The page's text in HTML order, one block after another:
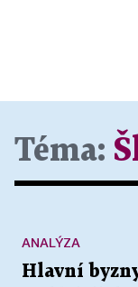
Téma:
Hlavní
ANALÝZA